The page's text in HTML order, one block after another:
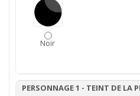
Noir
PERSONNAGE 1 - TEINT DE LA